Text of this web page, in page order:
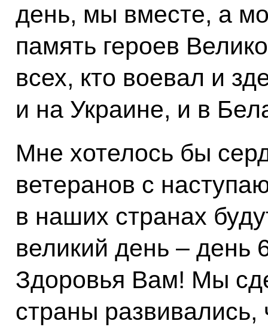
день, мы вместе, а
память героев
всех, кто воевал и
и на Украине, и в
Мне хотелось бы
ветеранов с
в наших странах
великий день – день
Здоровья Вам! Мы
страны